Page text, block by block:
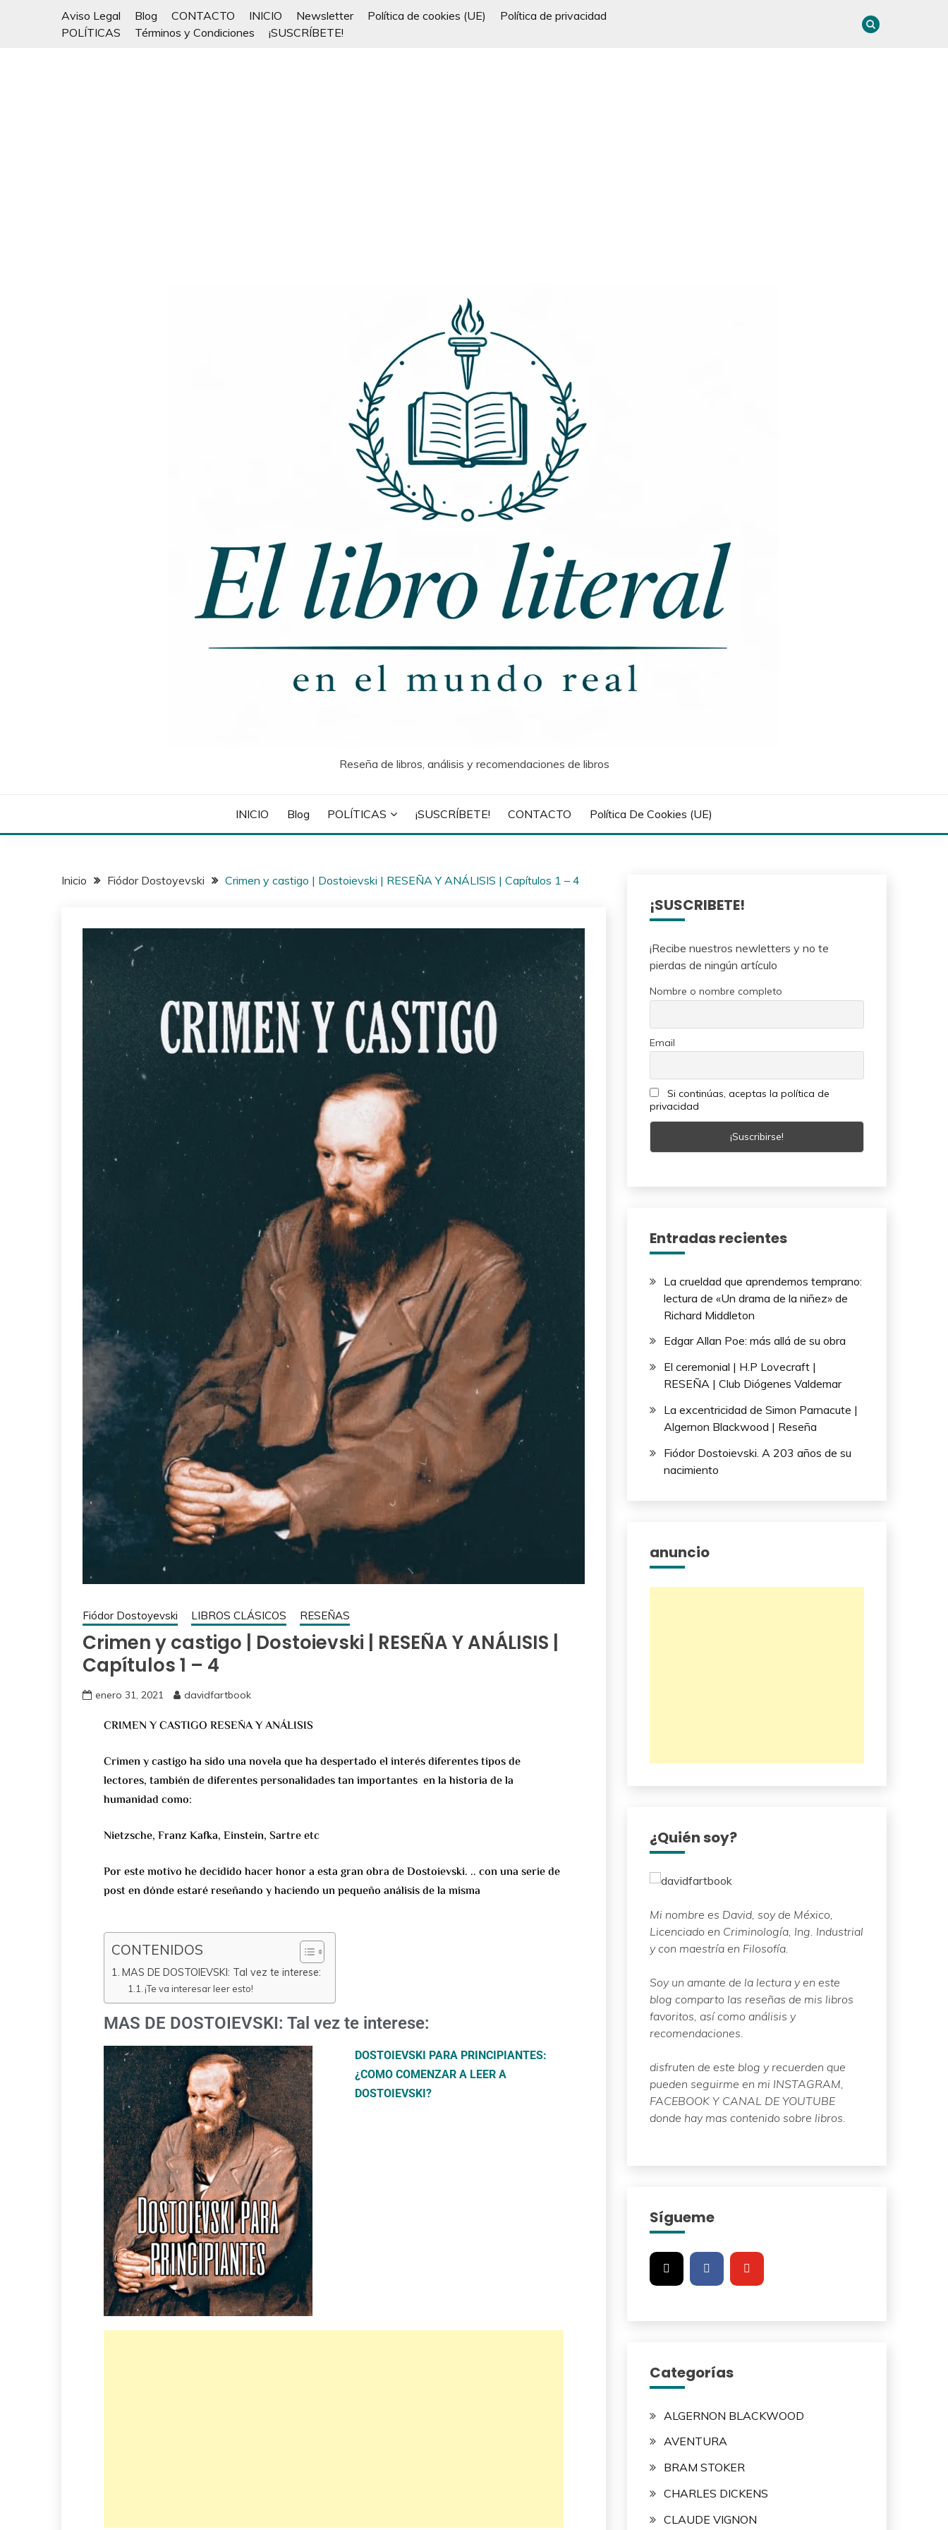
Aviso Legal Blog CONTACTO INICIO Newsletter Política de cookies (UE)
Política de privacidad
POLÍTICAS
Términos y Condiciones ¡SUSCRÍBETE!
Reseña de libros, análisis y recomendaciones de libros
INICIO Blog POLÍTICAS ¡SUSCRÍBETE! CONTACTO Política De Cookies (UE)
Inicio Fiódor Dostoyevski Crimen y castigo | Dostoievski | RESEÑA Y ANÁLISIS | Capítulos 1 – 4
Fiódor Dostoyevski LIBROS CLÁSICOS RESEÑAS
Crimen y castigo | Dostoievski | RESEÑA Y ANÁLISIS |
Capítulos 1 – 4
enero 31, 2021 davidfartbook
CRIMEN Y CASTIGO RESEÑA Y ANÁLISIS
Crimen y castigo ha sido una novela que ha despertado el interés diferentes tipos de
lectores, también de diferentes personalidades tan importantes en la historia de la
humanidad como:
Nietzsche, Franz Kafka, Einstein, Sartre etc
Por este motivo he decidido hacer honor a esta gran obra de Dostoievski. .. con una serie de
post en dónde estaré reseñando y haciendo un pequeño análisis de la misma
CONTENIDOS
MAS DE DOSTOIEVSKI: Tal vez te interese:
¡Te va interesar leer esto!
MAS DE DOSTOIEVSKI: Tal vez te interese:
DOSTOIEVSKI PARA PRINCIPIANTES:
¿COMO COMENZAR A LEER A
DOSTOIEVSKI?
¡SUSCRIBETE!
¡Recibe nuestros newletters y no te
pierdas de ningún artículo
Nombre o nombre completo
Email
Si continúas, aceptas la política de
privacidad
Entradas recientes
La crueldad que aprendemos temprano:
lectura de «Un drama de la niñez» de
Richard Middleton
Edgar Allan Poe: más allá de su obra
El ceremonial | H.P Lovecraft |
RESEÑA | Club Diógenes Valdemar
La excentricidad de Simon Parnacute |
Algernon Blackwood | Reseña
Fiódor Dostoievski. A 203 años de su
nacimiento
anuncio
¿Quién soy?
Mi nombre es David, soy de México,
Licenciado en Criminología, Ing. Industrial
y con maestría en Filosofía.
Soy un amante de la lectura y en este
blog comparto las reseñas de mis libros
favoritos, así como análisis y
recomendaciones.
disfruten de este blog y recuerden que
pueden seguirme en mi INSTAGRAM,
FACEBOOK Y CANAL DE YOUTUBE
donde hay mas contenido sobre libros.
Sígueme
Categorías
ALGERNON BLACKWOOD
AVENTURA
BRAM STOKER
CHARLES DICKENS
CLAUDE VIGNON